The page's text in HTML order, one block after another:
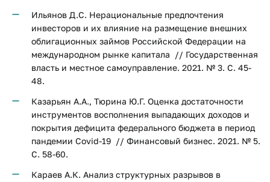
Ильянов Д.С. Нерациональные предпочтения
инвесторов и их влияние на размещение внешних
облигационных займов Российской Федерации на
международном рынке капитала // Государственная
власть и местное самоуправление. 2021. № 3. С. 45-
48.
Казарьян А.А., Тюрина Ю.Г. Оценка достаточности
инструментов восполнения выпадающих доходов и
покрытия дефицита федерального бюджета в период
пандемии Covid-19 // Финансовый бизнес. 2021. № 5.
С. 58-60.
Караев А.К. Анализ структурных разрывов в